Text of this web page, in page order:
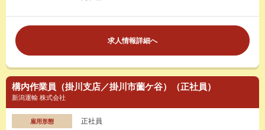
求人情報詳細へ
構内作業員（掛川支店／掛川市薗ケ谷）（正社員）
新潟運輸 株式会社
雇用形態 正社員